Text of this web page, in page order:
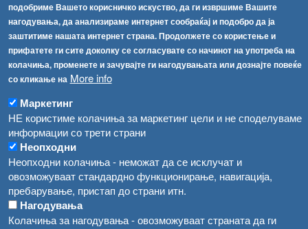
подобриме Вашето корисничко искуство, да ги извршиме Вашите
нагодувања, да анализираме интернет сообраќај и подобро да ја
заштитиме нашата интернет страна. Продолжете со користење и
прифатете ги сите доколку се согласувате со начинот на употреба на
колачиња, променете и зачувајте ги нагодувањата или дознајте повеќе
со кликање на More info
Маркетинг
НЕ користиме колачиња за маркетинг цели и не споделуваме
информации со трети страни
Неопходни
Неопходни колачиња - неможат да се исклучат и
овозможуваат стандардно функционирање, навигација,
пребарување, пристап до страни итн.
Нагодувања
Колачиња за нагодувања - овозможуваат страната да ги
[АХВ-претходна страна]
Соопштенија
Република Бугарија ги засили официјалните контроли при увоз на свежо овошје и зеленчук
Високите температури ризик од труење со храна, опасни се и за животните
Водата во Гостивар може да се користи како техничка, продолжува испораката на флаширана вода
Во Гостивар спроведени 70 вонредни контроли
Забраната за водата во Гостивар останува на сила, операторите да користат само технички безбедна вода
Навигација
Архива
Регистри
Забрани
Огласи